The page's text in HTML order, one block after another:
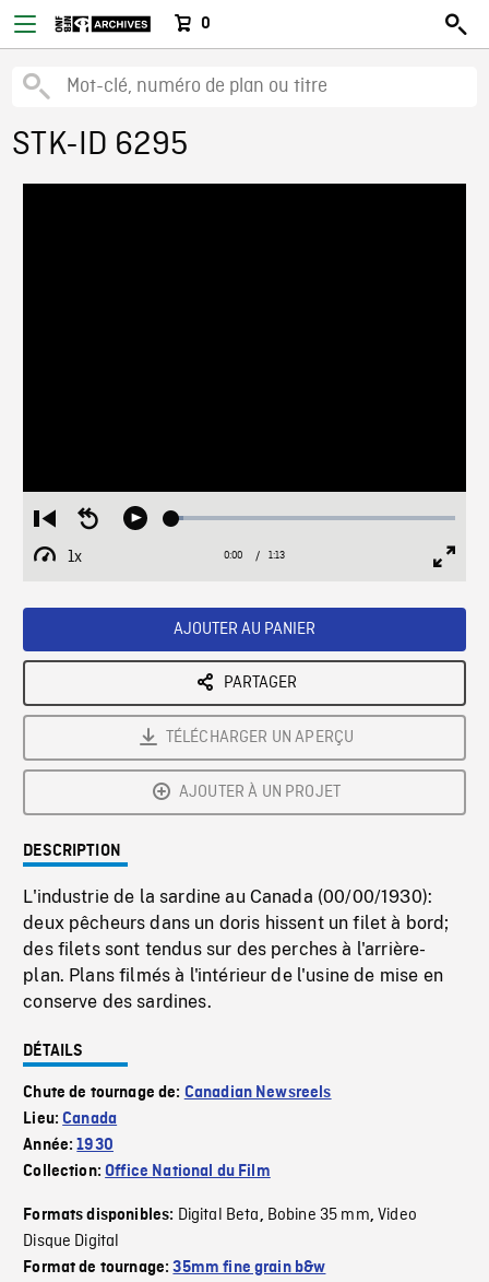
0
STK-ID 6295
Restart
from
beginning
Seek
Play Loaded:
1x
Playback
Current
0:00 / Duration
1:13
AJOUTER AU PANIER
PARTAGER
TÉLÉCHARGER UN APERÇU
AJOUTER À UN PROJET
DESCRIPTION
L'industrie de la sardine au Canada (00/00/1930):
deux pêcheurs dans un doris hissent un filet à bord;
des filets sont tendus sur des perches à l'arrière-
plan. Plans filmés à l'intérieur de l'usine de mise en
conserve des sardines.
DÉTAILS
Chute de tournage de: Canadian Newsreels
Lieu:Canada
Année:1930
Collection:Office National du Film
Formats disponibles: Digital Beta, Bobine 35 mm,Video
Disque Digital
Format de tournage:35mm fine grain b&w